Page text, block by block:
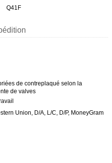
Q41F
de contreplaqué selon la
de valves
Union, D/A, L/C, D/P, MoneyGram